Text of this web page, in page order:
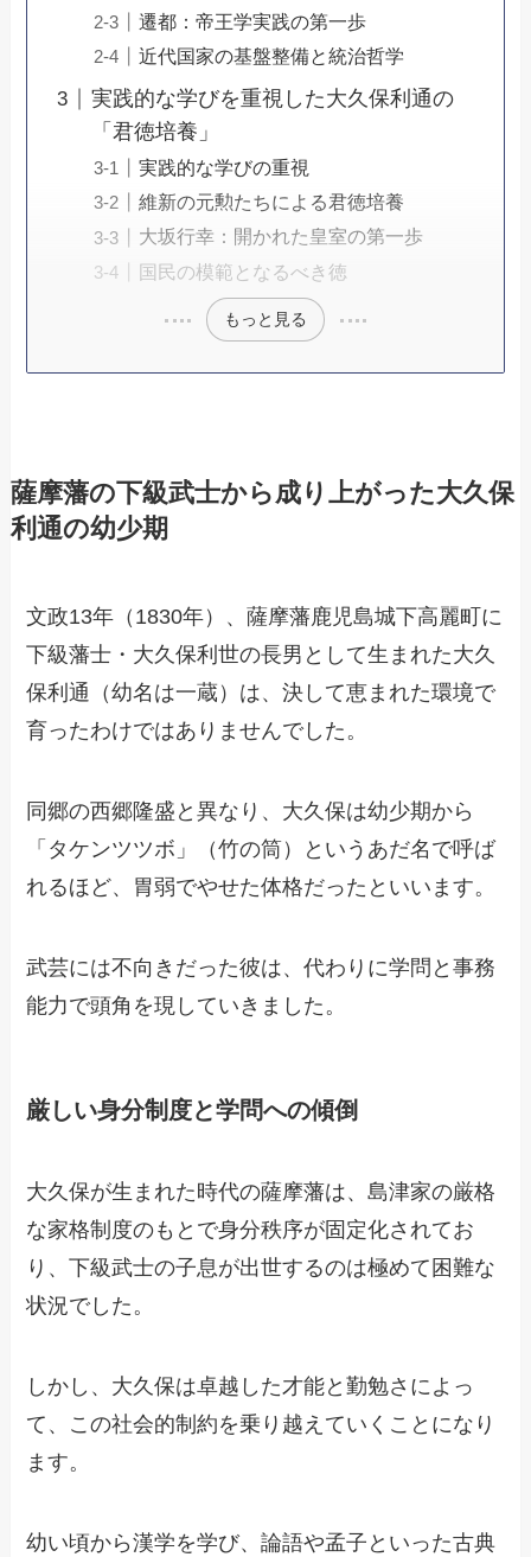
遷都：帝王学実践の第一歩
近代国家の基盤整備と統治哲学
実践的な学びを重視した大久保利通の
「君徳培養」
実践的な学びの重視
維新の元勲たちによる君徳培養
大坂行幸：開かれた皇室の第一歩
国民の模範となるべき徳
もっと見る
薩摩藩の下級武士から成り上がった大久保
利通の幼少期
文政13年（1830年）、薩摩藩鹿児島城下高麗町に
下級藩士・大久保利世の長男として生まれた大久
保利通（幼名は一蔵）は、決して恵まれた環境で
育ったわけではありませんでした。
同郷の西郷隆盛と異なり、大久保は幼少期から
「タケンツツボ」（竹の筒）というあだ名で呼ば
れるほど、胃弱でやせた体格だったといいます。
武芸には不向きだった彼は、代わりに学問と事務
能力で頭角を現していきました。
厳しい身分制度と学問への傾倒
大久保が生まれた時代の薩摩藩は、島津家の厳格
な家格制度のもとで身分秩序が固定化されてお
り、下級武士の子息が出世するのは極めて困難な
状況でした。
しかし、大久保は卓越した才能と勤勉さによっ
て、この社会的制約を乗り越えていくことになり
ます。
幼い頃から漢学を学び、論語や孟子といった古典